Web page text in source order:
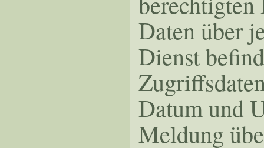
Daten über
Dienst
Datum und
Meldung